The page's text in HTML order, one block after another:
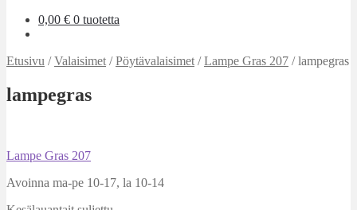
0,00 € 0 tuotetta
Etusivu /Valaisimet /Pöytävalaisimet /Lampe Gras 207 /lampegras
lampegras
Artikkelien
selaus
Edellinen
Lampe Gras 207
Avoinna ma-pe 10-17, la 10-14